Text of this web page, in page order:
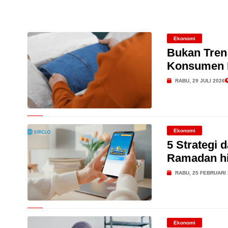
Ekspektasi
Dari Konsultasi, Inovasi
Ekonomi
Bukan
Konsumen
RABU, 29 JULI 2026
Ekonomi
5 Strategi
Ramadan
RABU, 25 FEBRUARI
Ekonomi